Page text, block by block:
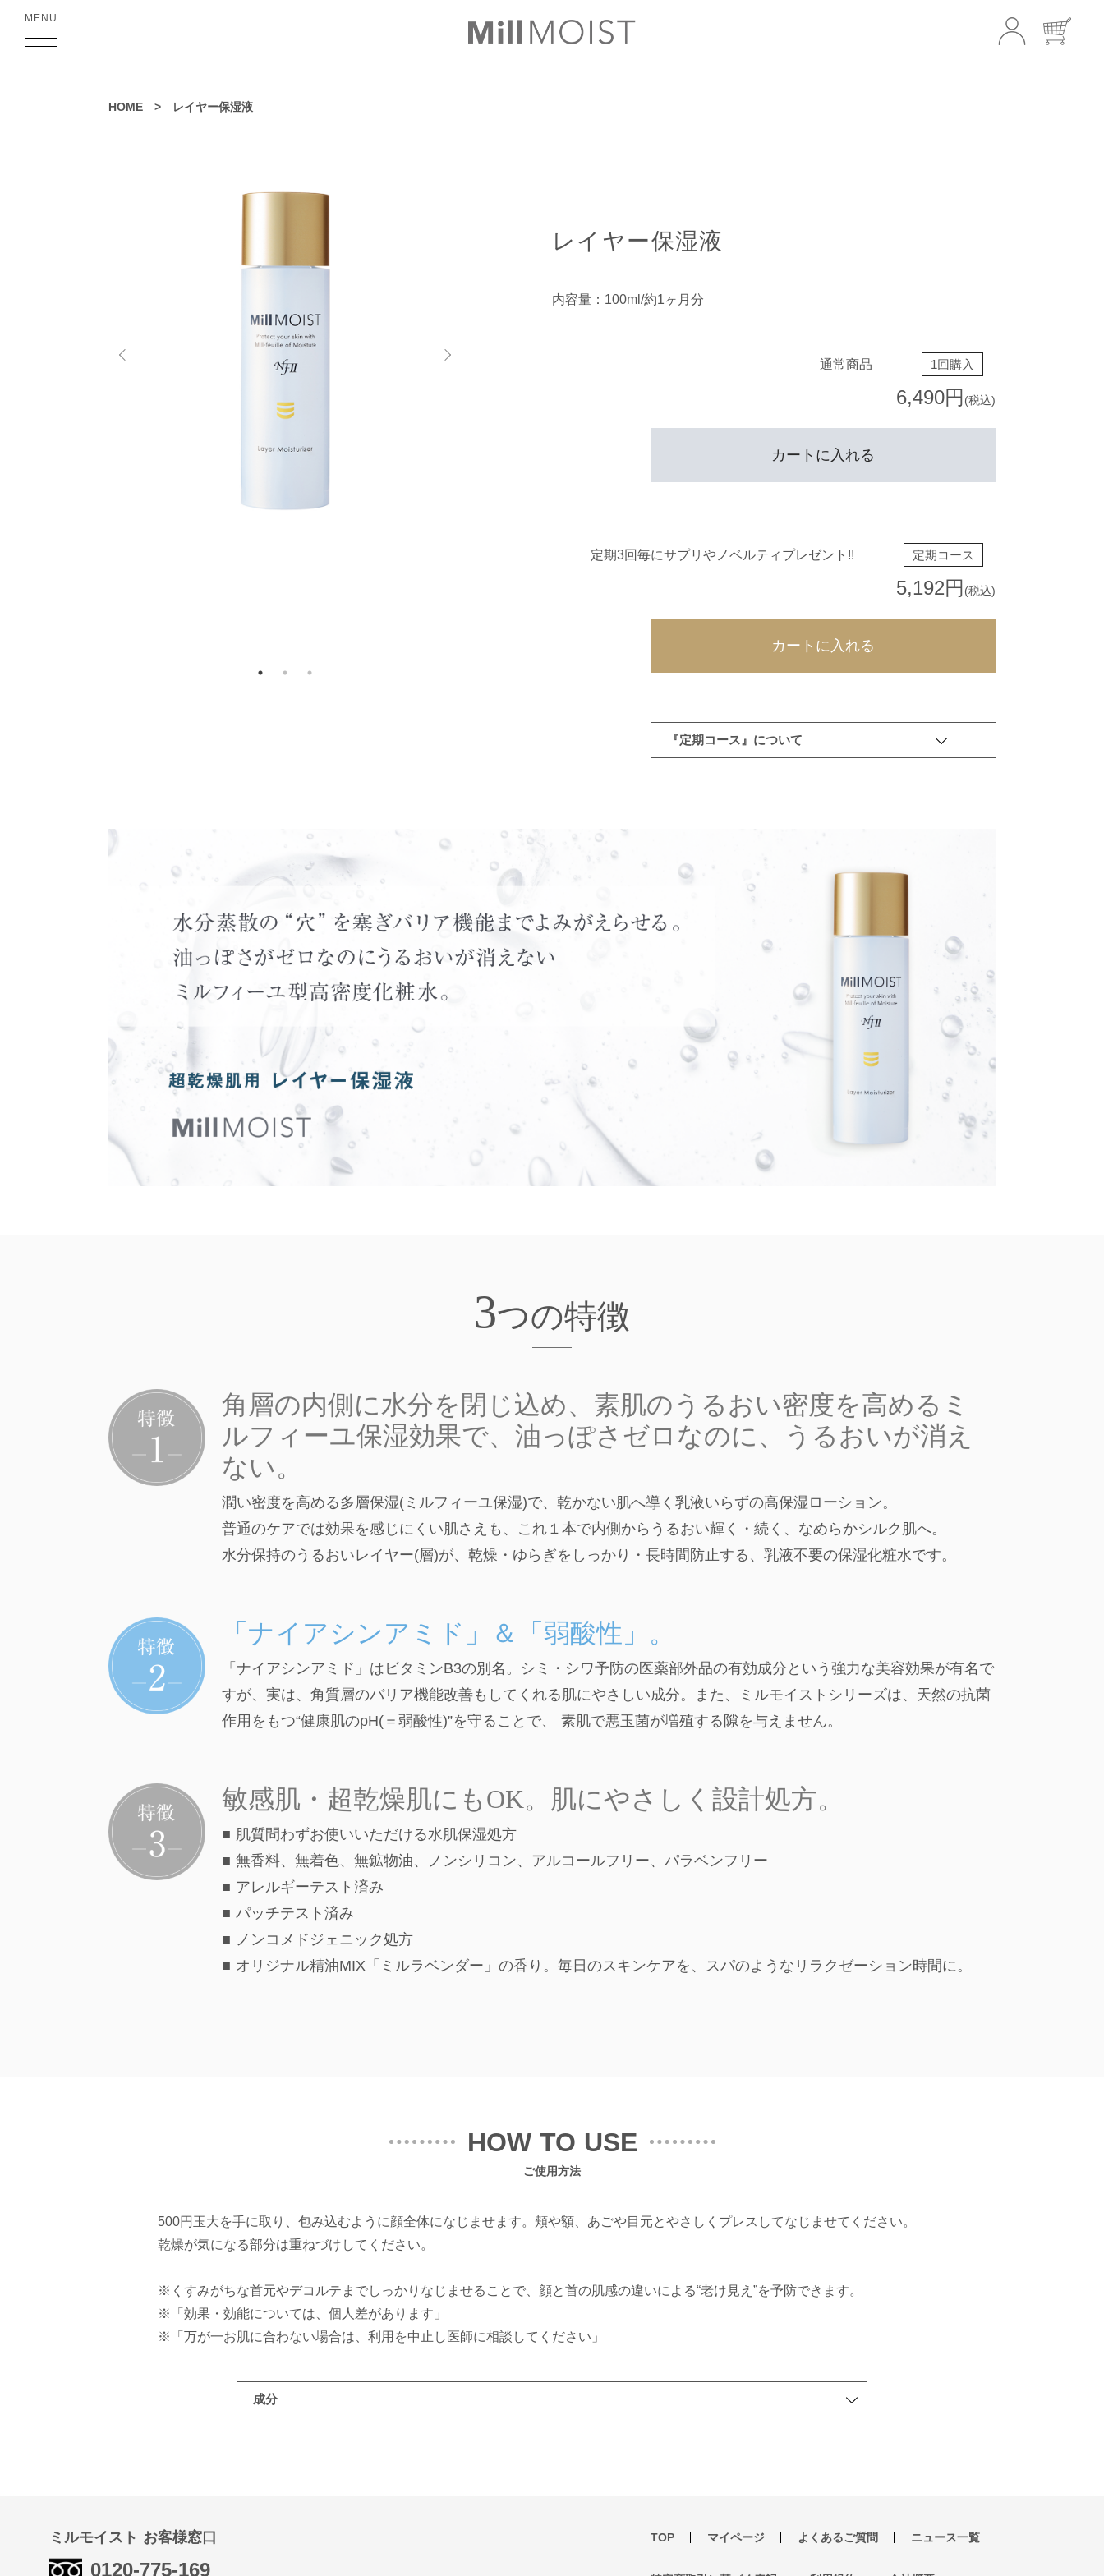
MENU
HOME > レイヤー保湿液
レイヤー保湿液
内容量：100ml/約1ヶ月分
通常商品 1回購入
6,490円 (税込)
カートに入れる
定期3回毎にサプリやノベルティプレゼント!! 定期コース
5,192円 (税込)
カートに入れる
『定期コース』について
3つの特徴
角層の内側に水分を閉じ込め、素肌のうるおい密度を高めるミ
ルフィーユ保湿効果で、油っぽさゼロなのに、うるおいが消え
ない。
潤い密度を高める多層保湿(ミルフィーユ保湿)で、乾かない肌へ導く乳液いらずの高保湿ローション。
普通のケアでは効果を感じにくい肌さえも、これ１本で内側からうるおい輝く・続く、なめらかシルク肌へ。
水分保持のうるおいレイヤー(層)が、乾燥・ゆらぎをしっかり・長時間防止する、乳液不要の保湿化粧水です。
「ナイアシンアミド」＆「弱酸性」。
「ナイアシンアミド」はビタミンB3の別名。シミ・シワ予防の医薬部外品の有効成分という強力な美容効果が有名で
すが、実は、角質層のバリア機能改善もしてくれる肌にやさしい成分。また、ミルモイストシリーズは、天然の抗菌
作用をもつ“健康肌のpH(＝弱酸性)”を守ることで、 素肌で悪玉菌が増殖する隙を与えません。
敏感肌・超乾燥肌にもOK。肌にやさしく設計処方。
■ 肌質問わずお使いいただける水肌保湿処方
■ 無香料、無着色、無鉱物油、ノンシリコン、アルコールフリー、パラベンフリー
■ アレルギーテスト済み
■ パッチテスト済み
■ ノンコメドジェニック処方
■ オリジナル精油MIX「ミルラベンダー」の香り。毎日のスキンケアを、スパのようなリラクゼーション時間に。
HOW TO USE
ご使用方法
500円玉大を手に取り、包み込むように顔全体になじませます。頬や額、あごや目元とやさしくプレスしてなじませてください。
乾燥が気になる部分は重ねづけしてください。
※くすみがちな首元やデコルテまでしっかりなじませることで、顔と首の肌感の違いによる“老け見え”を予防できます。
※「効果・効能については、個人差があります」
※「万が一お肌に合わない場合は、利用を中止し医師に相談してください」
成分
ミルモイスト お客様窓口
0120-775-169
TOP マイページ よくあるご質問 ニュース一覧